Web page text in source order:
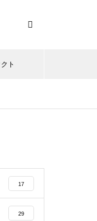
ト
17
29